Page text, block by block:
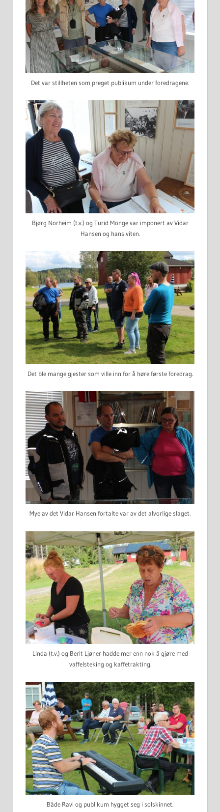
Det var stillheten som preget publikum under foredragene.
Bjørg Norheim (t.v.) og Turid Monge var imponert av Vidar
Hansen og hans viten.
Det ble mange gjester som ville inn for å høre første foredrag.
Mye av det Vidar Hansen fortalte var av det alvorlige slaget.
Linda (t.v.) og Berit Ljøner hadde mer enn nok å gjøre med
vaffelsteking og kaffetrakting.
Både Ravi og publikum hygget seg i solskinnet.